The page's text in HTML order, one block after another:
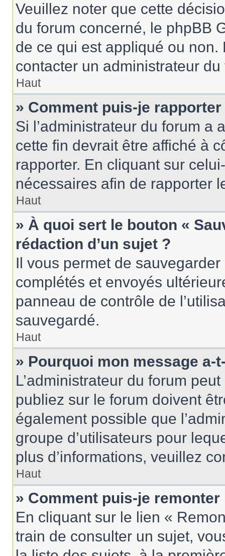
Veuillez noter que cette
du forum concerné, le phpBB
de ce qui est appliqué ou non.
contacter un administrateur du
Haut
» Comment puis-je
Si l’administrateur du forum a
cette fin devrait être affiché à
rapporter. En cliquant sur
nécessaires afin de rapporter
Haut
» À quoi sert le bouton «
rédaction d’un sujet ?
Il vous permet de
complétés et envoyés
panneau de contrôle de
sauvegardé.
Haut
» Pourquoi mon message a-
L’administrateur du forum
publiez sur le forum doivent
également possible que
groupe d’utilisateurs pour
plus d’informations, veuillez
Haut
» Comment puis-je
En cliquant sur le lien «
train de consulter un sujet,